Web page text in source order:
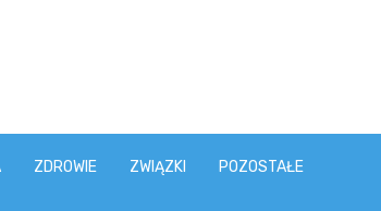
ZDROWIE ZWIĄZKI POZOSTAŁE